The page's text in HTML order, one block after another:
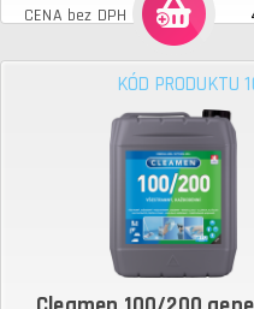
CENA bez DPH
KÓD PRODUKTU